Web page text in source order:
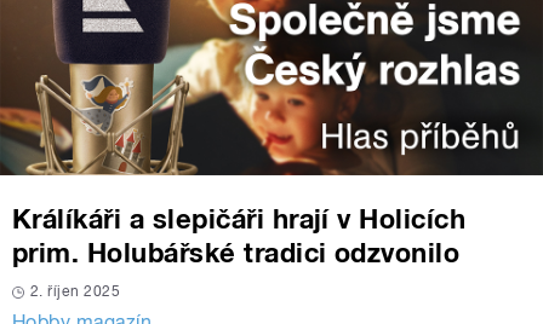
Králíkáři a slepičáři hrají v Holicích
prim. Holubářské tradici odzvonilo
2. říjen 2025